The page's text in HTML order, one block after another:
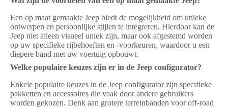
Een op maat gemaakte Jeep biedt de mogelijkheid om unieke
ontwerpen en persoonlijke stijlen te integreren. Hierdoor kan de
Jeep niet alleen visueel uniek zijn, maar ook afgestemd worden
op uw specifieke rijbehoeften en -voorkeuren, waardoor u een
diepere band met uw voertuig opbouwt.
Welke populaire keuzes zijn er in de Jeep configurator?
Enkele populaire keuzes in de Jeep configurator zijn specifieke
pakketten en accessoires die vaak door andere gebruikers
worden gekozen. Denk aan grotere terreinbanden voor off-road